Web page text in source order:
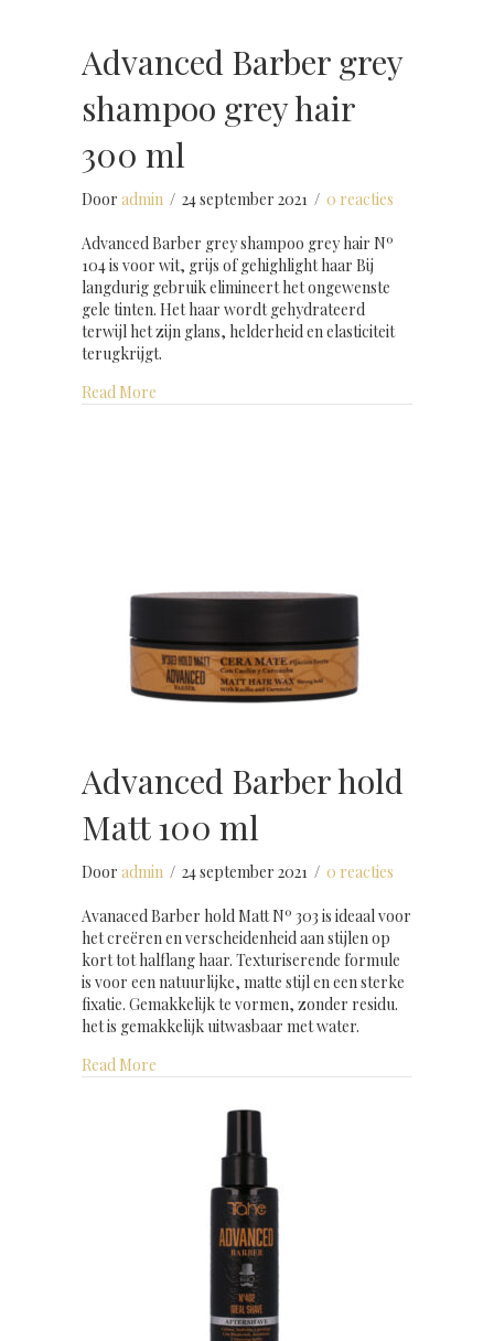
Advanced Barber grey
shampoo grey hair
300 ml
Door admin / 24 september 2021 / 0 reacties
Advanced Barber grey shampoo grey hair Nº
104 is voor wit, grijs of gehighlight haar Bij
langdurig gebruik elimineert het ongewenste
gele tinten. Het haar wordt gehydrateerd
terwijl het zijn glans, helderheid en elasticiteit
terugkrijgt.
Read More
Advanced Barber hold
Matt 100 ml
Door admin / 24 september 2021 / 0 reacties
Avanaced Barber hold Matt Nº 303 is ideaal voor
het creëren en verscheidenheid aan stijlen op
kort tot halflang haar. Texturiserende formule
is voor een natuurlijke, matte stijl en een sterke
fixatie. Gemakkelijk te vormen, zonder residu.
het is gemakkelijk uitwasbaar met water.
Read More